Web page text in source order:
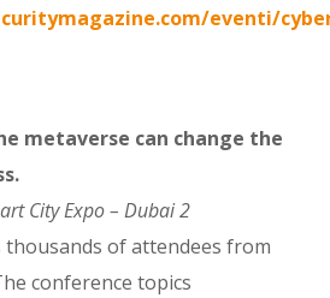
eventi/
metaverse can change the
City Expo – Dubai 2
thousands of attendees from
conference topics